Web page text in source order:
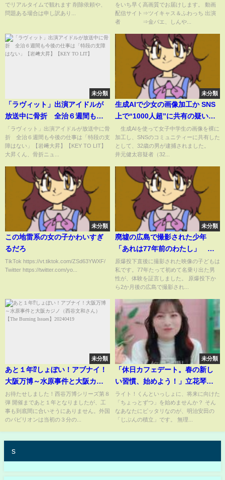
でリアルタイムで観れます 削除依頼や、
問題ある場合は申し訳あり...
をいち早く高画質でお届けします。 動画
配信サイト⇒ツイキャス＆ふわっち 出演
者 ⇒金バエ、しんや...
未分類
「ラヴィット」出演アイドルが
放送中に骨折 全治６週間も今
後の仕事は「特段の支障はな
い」【岩﨑大昇】【KEY TO
LIT】
「ラヴィット」出演アイドルが放送中に骨
折 全治６週間も今後の仕事は「特段の支
障はない」【岩﨑大昇】【KEY TO LIT】
大昇くん、骨折ニュ...
未分類
生成AIで少女の画像加工か SNS
上で“1000人超”に共有の疑い
(ABEMA TIMES)
生成AIを使って女子中学生の画像を裸に
加工し、SNSのコミュニティーに共有した
として、32歳の男が逮捕されました。
井元健太容疑者（32...
未分類
この地雷系の女の子かわいすぎ
るだろ
TikTok https://vt.tiktok.com/ZSd63YWXF/
Twitter https://twitter.com/yo...
未分類
廃墟の広島で撮影された少年
「あれは77年前のわたし」 初
めて男性が戦後を証言｜TBS
NEWS DIG
原爆投下直後に撮影された映像の子どもは
私です。77年たって初めて名乗り出た男
性が、体験を証言しました。 原爆投下か
ら2か月後の広島で撮影され...
未分類
あと１年⁉しょぼい！アブナイ！
大阪万博～水原事件と大阪カジ
ノ（西谷文和さん）【The
Burning Issues】20240419
お待たせしました！西谷万博シリーズ第８
弾 開催まであと１年となりましたが、工
事も到底間に合いそうにありません。外国
のパビリオンは当初の３分の...
未分類
「休日カフェデート。春の新し
い習慣、始めよう！」立花琴未
(CANDY TUNE)×ライト！篇（30
秒）
ライト！くんといっしょに、将来に向けた
「ちょっとずつ」を始めませんか？ そん
なあなたにピッタリなのが、明治安田の
「じぶんの積立」です。 無理...
s